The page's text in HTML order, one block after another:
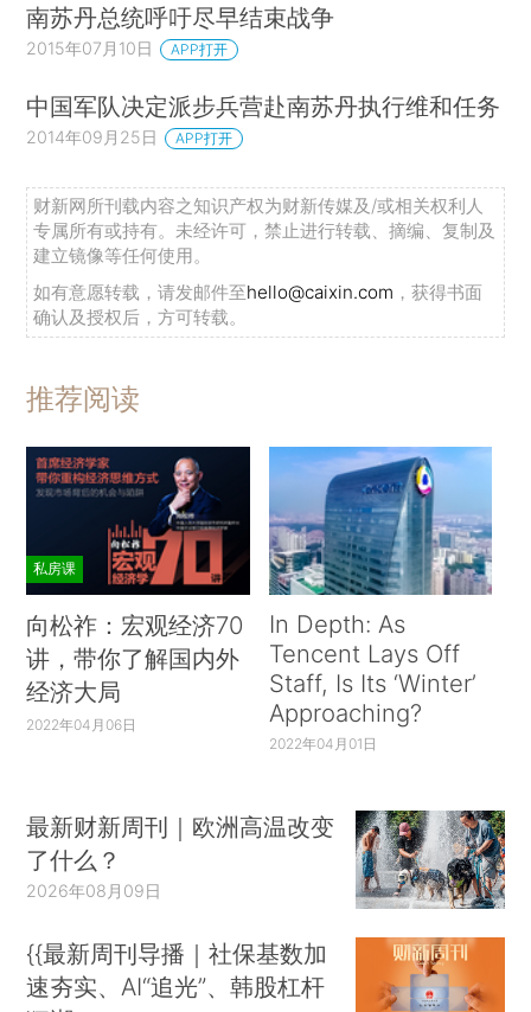
南苏丹总统呼吁尽早结束战争
2015年07月10日 APP打开
中国军队决定派步兵营赴南苏丹执行维和任务
2014年09月25日 APP打开
财新网所刊载内容之知识产权为财新传媒及/或相关权利人
专属所有或持有。未经许可，禁止进行转载、摘编、复制及
建立镜像等任何使用。
如有意愿转载，请发邮件至hello@caixin.com ，获得书面
确认及授权后，方可转载。
推荐阅读
私房课
向松祚：宏观经济70
讲，带你了解国内外
经济大局
2022年04月06日
In Depth: As
Tencent Lays Off
Staff, Is Its ‘Winter’
Approaching?
2022年04月01日
最新财新周刊｜欧洲高温改变
了什么？
2026年08月09日
{{最新周刊导播｜社保基数加
速夯实、AI“追光”、韩股杠杆